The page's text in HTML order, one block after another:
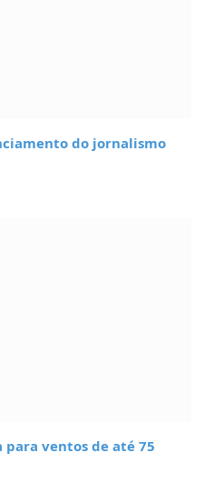
do jornalismo
ventos de até 75